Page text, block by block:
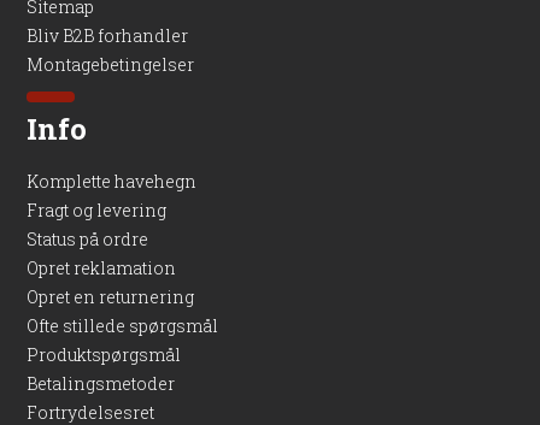
Sitemap
Bliv B2B forhandler
Montagebetingelser
Info
Komplette havehegn
Fragt og levering
Status på ordre
Opret reklamation
Opret en returnering
Ofte stillede spørgsmål
Produktspørgsmål
Betalingsmetoder
Fortrydelsesret